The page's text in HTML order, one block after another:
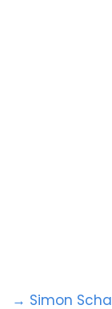
→ Simon